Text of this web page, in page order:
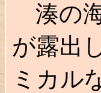
湊の
が露出
ミカル